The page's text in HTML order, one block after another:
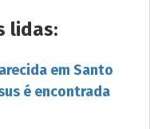
lidas:
em Santo
é encontrada